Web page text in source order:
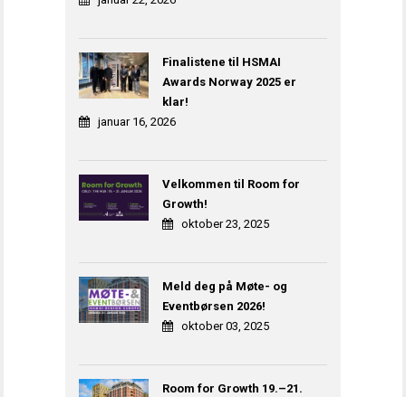
Finalistene til HSMAI
Awards Norway 2025 er
klar!
januar 16, 2026
Velkommen til Room for
Growth!
oktober 23, 2025
Meld deg på Møte- og
Eventbørsen 2026!
oktober 03, 2025
Room for Growth 19.–21.